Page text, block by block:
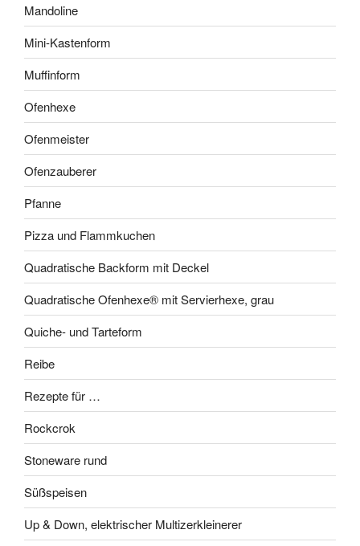
Mandoline
Mini-Kastenform
Muffinform
Ofenhexe
Ofenmeister
Ofenzauberer
Pfanne
Pizza und Flammkuchen
Quadratische Backform mit Deckel
Quadratische Ofenhexe® mit Servierhexe, grau
Quiche- und Tarteform
Reibe
Rezepte für …
Rockcrok
Stoneware rund
Süßspeisen
Up & Down, elektrischer Multizerkleinerer